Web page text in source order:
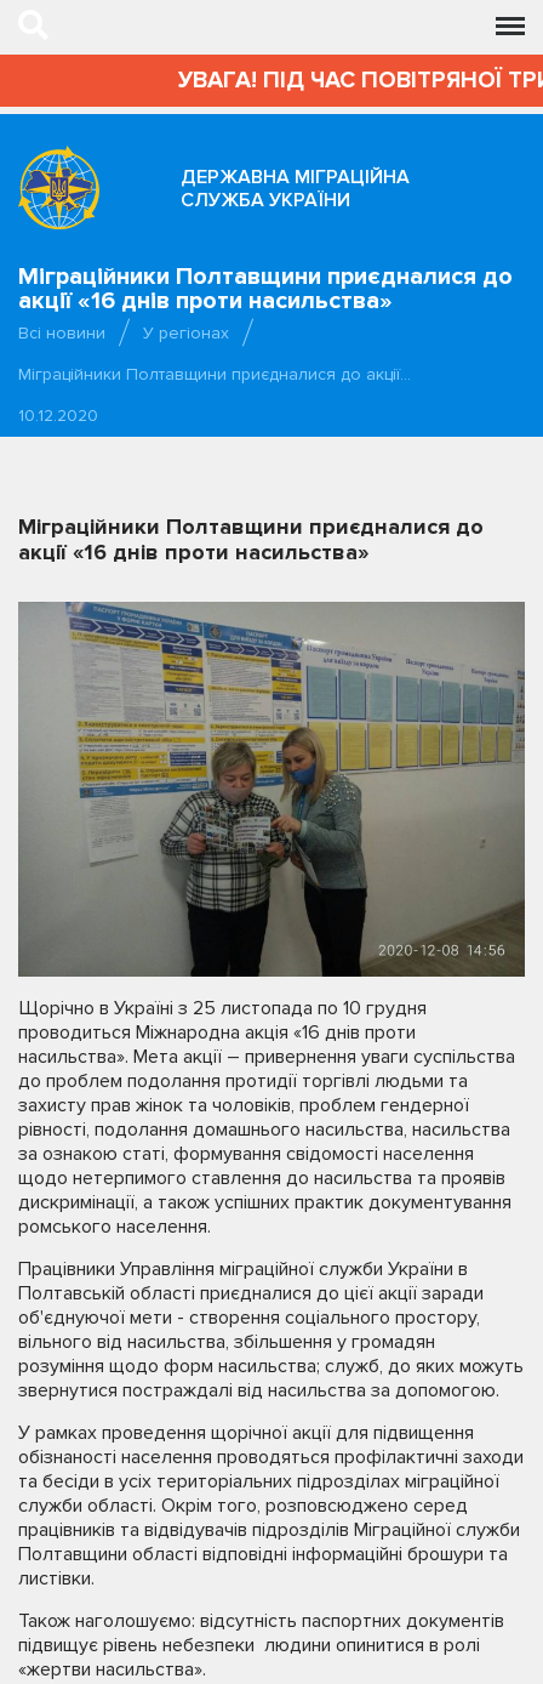
УВАГА! ПІД ЧАС ПОВІТРЯНОЇ
ДЕРЖАВНА МІГРАЦІЙНА
СЛУЖБА УКРАЇНИ
Міграційники Полтавщини приєдналися до
акції «16 днів проти насильства»
Всі новини
У регіонах
Міграційники Полтавщини приєдналися до акції…
10.12.2020
Міграційники Полтавщини приєдналися до
акції «16 днів проти насильства»
Щорічно в Україні з 25 листопада по 10 грудня
проводиться Міжнародна акція «16 днів проти
насильства». Мета акції – привернення уваги суспільства
до проблем подолання протидії торгівлі людьми та
захисту прав жінок та чоловіків, проблем гендерної
рівності, подолання домашнього насильства, насильства
за ознакою статі, формування свідомості населення
щодо нетерпимого ставлення до насильства та проявів
дискримінації, а також успішних практик документування
ромського населення.
Працівники Управління міграційної служби України в
Полтавській області приєдналися до цієї акції заради
об'єднуючої мети - створення соціального простору,
вільного від насильства, збільшення у громадян
розуміння щодо форм насильства; служб, до яких можуть
звернутися постраждалі від насильства за допомогою.
У рамках проведення щорічної акції для підвищення
обізнаності населення проводяться профілактичні заходи
та бесіди в усіх територіальних підрозділах міграційної
служби області. Окрім того, розповсюджено серед
працівників та відвідувачів підрозділів Міграційної служби
Полтавщини області відповідні інформаційні брошури та
листівки.
Також наголошуємо: відсутність паспортних документів
підвищує рівень небезпеки людини опинитися в ролі
«жертви насильства».